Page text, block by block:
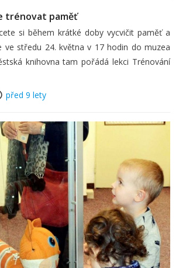
trénovat paměť
si během krátké doby vycvičit paměť a
ve středu 24. května v 17 hodin do muzea
knihovna tam pořádá lekci Trénování
před 9 lety